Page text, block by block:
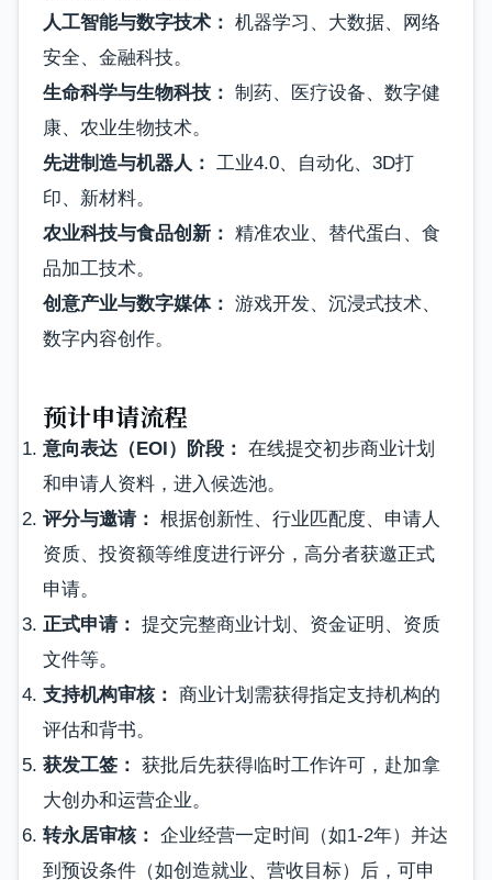
人工智能与数字技术： 机器学习、大数据、网络
安全、金融科技。
生命科学与生物科技： 制药、医疗设备、数字健
康、农业生物技术。
先进制造与机器人：
工业4.0、自动化、3D打
印、新材料。
农业科技与食品创新： 精准农业、替代蛋白、食
品加工技术。
创意产业与数字媒体： 游戏开发、沉浸式技术、
数字内容创作。
预计申请流程
意向表达（EOI）阶段： 在线提交初步商业计划
和申请人资料，进入候选池。
评分与邀请： 根据创新性、行业匹配度、申请人
资质、投资额等维度进行评分，高分者获邀正式
申请。
正式申请： 提交完整商业计划、资金证明、资质
文件等。
支持机构审核： 商业计划需获得指定支持机构的
评估和背书。
获发工签： 获批后先获得临时工作许可，赴加拿
大创办和运营企业。
转永居审核： 企业经营一定时间（如1-2年）并达
到预设条件（如创造就业、营收目标）后，可申